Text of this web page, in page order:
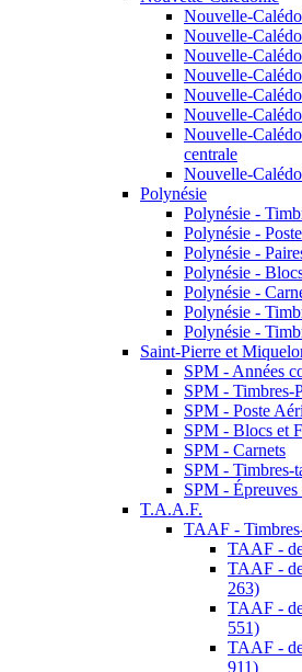
Nouvelle-
Nouvelle-
Nouvelle-
Nouvelle-
Nouvelle-
Nouvelle-
Nouvelle-
centrale
Nouvelle-
Polynésie
Polynésie -
Polynésie -
Polynésie -
Polynésie -
Polynésie -
Polynésie -
Polynésie -
Saint-Pierre et
SPM - Années
SPM - Timbres-
SPM - Poste
SPM - Blocs et
SPM - Carnets
SPM - Timbres-
SPM - Épreuves
T.A.A.F.
TAAF -
TAAF -
TAAF -
263)
TAAF -
551)
TAAF -
911)